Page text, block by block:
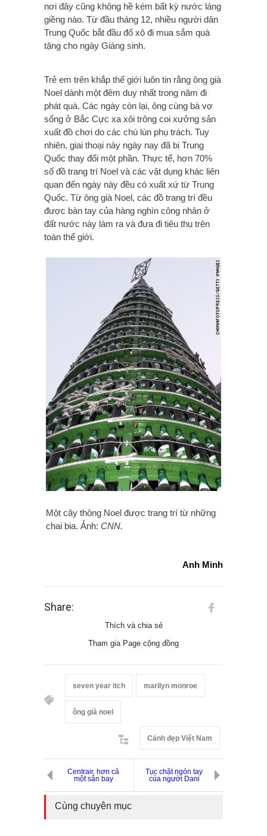
nơi đây cũng không hề kém bất kỳ nước láng
giềng nào. Từ đầu tháng 12, nhiều người dân
Trung Quốc bắt đầu đổ xô đi mua sắm quà
tặng cho ngày Giáng sinh.
Trẻ em trên khắp thế giới luôn tin rằng ông già
Noel dành một đêm duy nhất trong năm đi
phát quà. Các ngày còn lại, ông cùng bà vợ
sống ở Bắc Cực xa xôi trông coi xưởng sản
xuất đồ chơi do các chú lùn phụ trách. Tuy
nhiên, giai thoại này ngày nay đã bị Trung
Quốc thay đổi một phần. Thực tế, hơn 70%
số đồ trang trí Noel và các vật dụng khác liên
quan đến ngày này đều có xuất xứ từ Trung
Quốc. Từ ông già Noel, các đồ trang trí đều
được bàn tay của hàng nghìn công nhân ở
đất nước này làm ra và đưa đi tiêu thụ trên
toàn thế giới.
Một cây thông Noel được trang trí từ những
chai bia. Ảnh: CNN.
Anh Minh
Share:
Thích và chia sẻ
Tham gia Page cộng đồng
seven year itch marilyn monroe
ông già noel
Cảnh đẹp Việt Nam
Centrair, hơn cả
một sân bay
Tục chặt ngón tay
của người Dani
Cùng chuyên mục